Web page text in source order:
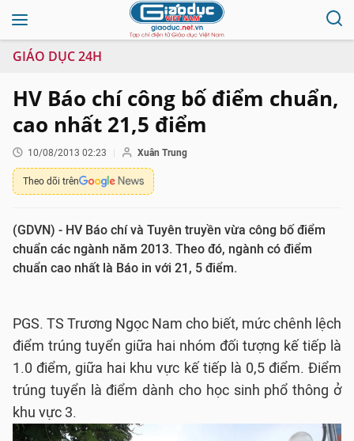
GIÁO DỤC 24H
HV Báo chí công bố điểm chuẩn,
cao nhất 21,5 điểm
10/08/2013 02:23 Xuân Trung
Theo dõi trên
(GDVN) - HV Báo chí và Tuyên truyền vừa công bố điểm
chuẩn các ngành năm 2013. Theo đó, ngành có điểm
chuẩn cao nhất là Báo in với 21, 5 điểm.
PGS. TS Trương Ngọc Nam cho biết, mức chênh lệch
điểm trúng tuyển giữa hai nhóm đối tượng kế tiếp là
1.0 điểm, giữa hai khu vực kế tiếp là 0,5 điểm. Điểm
trúng tuyển là điểm dành cho học sinh phổ thông ở
khu vực 3.